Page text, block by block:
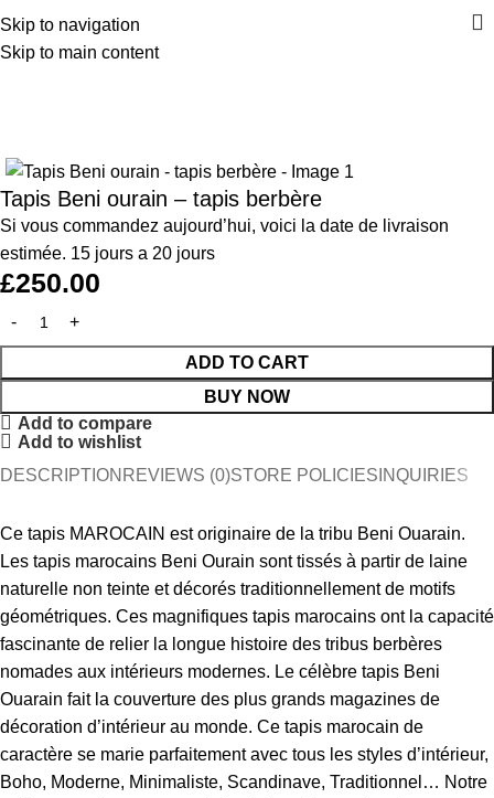
Skip to navigation
Skip to main content
Tapis Beni ourain – tapis berbère
Si vous commandez aujourd’hui, voici la date de livraison
estimée. 15 jours a 20 jours
£250.00
ADD TO CART
BUY NOW
Add to compare
Add to wishlist
DESCRIPTION REVIEWS (0)STORE POLICIES INQUIRIES
Ce tapis MAROCAIN est originaire de la tribu Beni Ouarain.
Les tapis marocains Beni Ourain sont tissés à partir de laine
naturelle non teinte et décorés traditionnellement de motifs
géométriques. Ces magnifiques tapis marocains ont la capacité
fascinante de relier la longue histoire des tribus berbères
nomades aux intérieurs modernes. Le célèbre tapis Beni
Ouarain fait la couverture des plus grands magazines de
décoration d’intérieur au monde. Ce tapis marocain de
caractère se marie parfaitement avec tous les styles d’intérieur,
Boho, Moderne, Minimaliste, Scandinave, Traditionnel… Notre